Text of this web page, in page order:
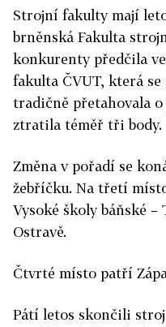
Strojní fakulty mají
brněnská Fakulta
konkurenty předčila
fakulta ČVUT, která
tradičně přetahovala
ztratila téměř tři body.
Změna v pořadí se
žebříčku. Na třetí
Vysoké školy báňské
Ostravě.
Čtvrté místo patří
Pátí letos skončili